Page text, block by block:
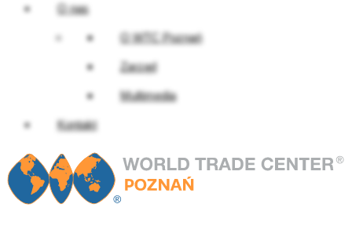
O nas
O WTC Poznań
Zarząd
Multimedia
Kontakt